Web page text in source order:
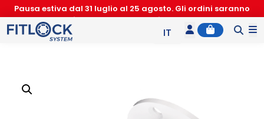
Pausa estiva dal 31 luglio al 25 agosto. Gli ordini saranno
accettati nuovamente a partire dal 26 agosto
IT Account
Cart